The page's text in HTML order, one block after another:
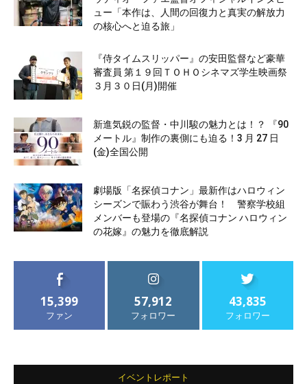
ュー「本作は、人間の回復力と真実の解放力
の核心へと迫る旅」
『侍タイムスリッパー』の安田監督など豪華
審査員 第１９回ＴＯＨＯシネマズ学生映画祭
３月３０日(月)開催
新進気鋭の監督・中川駿の魅力とは！？ 『90
メートル』制作の裏側にも迫る！3 月 27 日
(金)全国公開
劇場版「名探偵コナン」最新作はハロウィン
シーズンで賑わう渋谷が舞台！ 警察学校組
メンバーも登場の『名探偵コナン ハロウィン
の花嫁』の魅力を徹底解説
15,399
ファン
57,912
フォロワー
43,835
フォロワー
イベントレポート